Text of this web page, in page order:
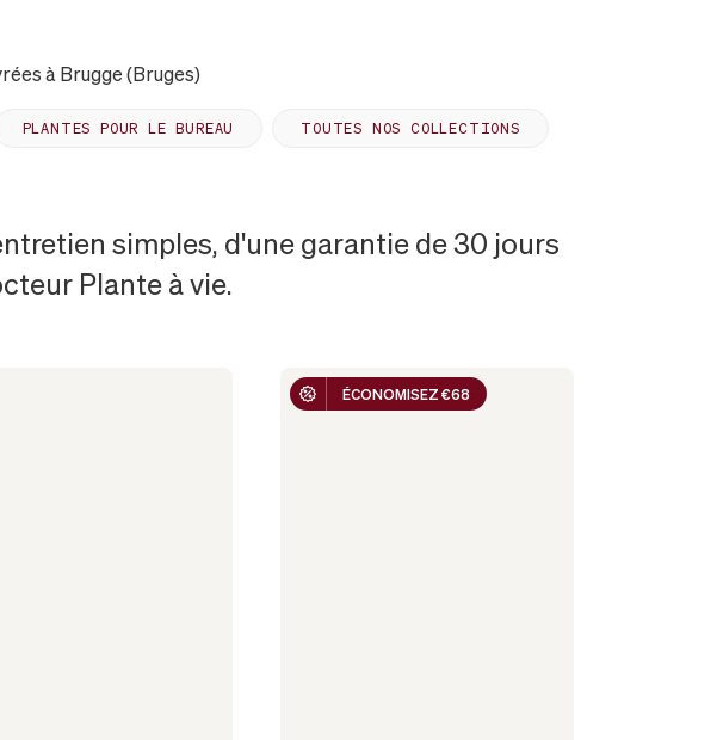
à Brugge (Bruges)
PLANTES POUR LE BUREAU TOUTES NOS COLLECTIONS
simples, d'une garantie de 30 jours
Plante à vie.
ÉCONOMISEZ €68